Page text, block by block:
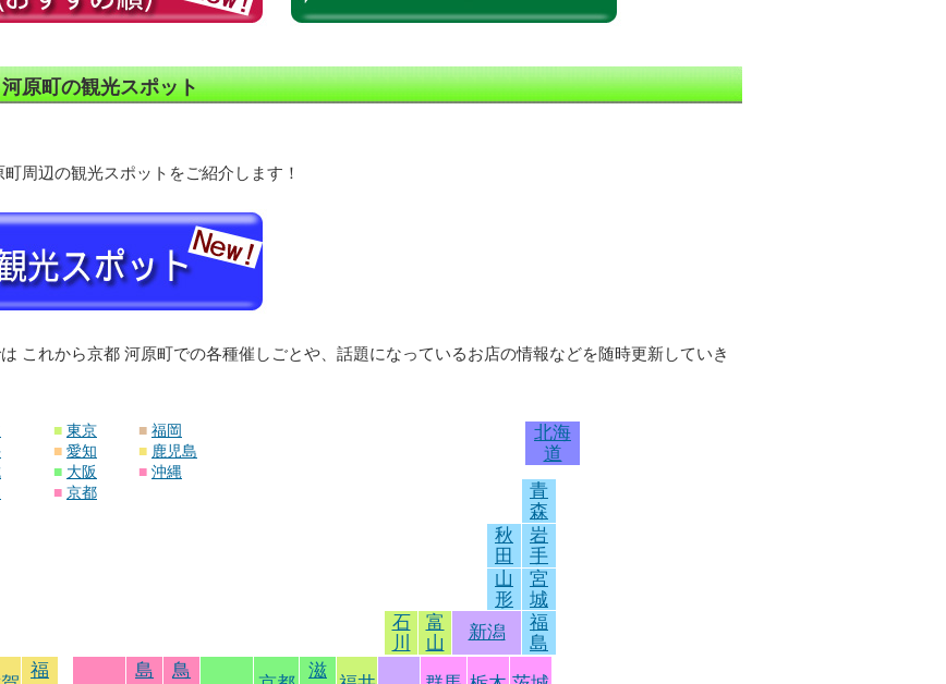
原町の観光スポット
町周辺の観光スポットをご紹介します！
これから京都 河原町での各種催しごとや、話題になっているお店の情報などを随時更新していき
■ 東京
■ 愛知
■ 大阪
■ 京都
■ 福岡
■ 鹿児島
■ 沖縄
北海
道
青
森
秋
田
岩
手
山
形
宮
城
石
川
富
山
新潟
福
島
福 島 鳥 滋